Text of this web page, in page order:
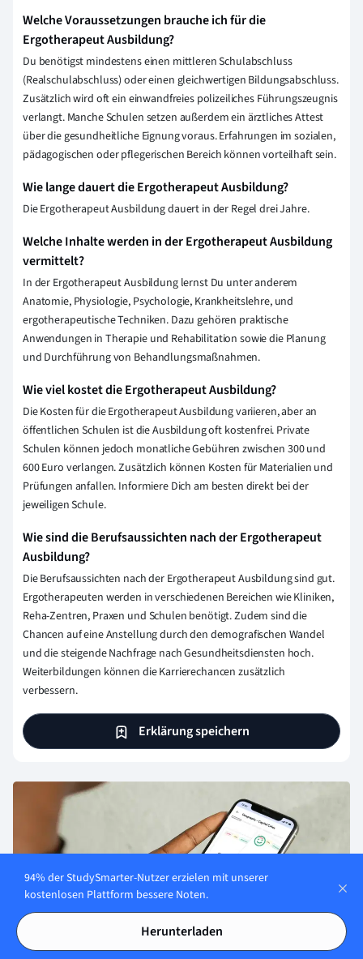
Welche Voraussetzungen brauche ich für die
Ergotherapeut Ausbildung?
Du benötigst mindestens einen mittleren Schulabschluss
(Realschulabschluss) oder einen gleichwertigen Bildungsabschluss.
Zusätzlich wird oft ein einwandfreies polizeiliches Führungszeugnis
verlangt. Manche Schulen setzen außerdem ein ärztliches Attest
über die gesundheitliche Eignung voraus. Erfahrungen im sozialen,
pädagogischen oder pflegerischen Bereich können vorteilhaft sein.
Wie lange dauert die Ergotherapeut Ausbildung?
Die Ergotherapeut Ausbildung dauert in der Regel drei Jahre.
Welche Inhalte werden in der Ergotherapeut Ausbildung
vermittelt?
In der Ergotherapeut Ausbildung lernst Du unter anderem
Anatomie, Physiologie, Psychologie, Krankheitslehre, und
ergotherapeutische Techniken. Dazu gehören praktische
Anwendungen in Therapie und Rehabilitation sowie die Planung
und Durchführung von Behandlungsmaßnahmen.
Wie viel kostet die Ergotherapeut Ausbildung?
Die Kosten für die Ergotherapeut Ausbildung variieren, aber an
öffentlichen Schulen ist die Ausbildung oft kostenfrei. Private
Schulen können jedoch monatliche Gebühren zwischen 300 und
600 Euro verlangen. Zusätzlich können Kosten für Materialien und
Prüfungen anfallen. Informiere Dich am besten direkt bei der
jeweiligen Schule.
Wie sind die Berufsaussichten nach der Ergotherapeut
Ausbildung?
Die Berufsaussichten nach der Ergotherapeut Ausbildung sind gut.
Ergotherapeuten werden in verschiedenen Bereichen wie Kliniken,
Reha-Zentren, Praxen und Schulen benötigt. Zudem sind die
Chancen auf eine Anstellung durch den demografischen Wandel
und die steigende Nachfrage nach Gesundheitsdiensten hoch.
Weiterbildungen können die Karrierechancen zusätzlich
verbessern.
Erklärung speichern
94% der StudySmarter-Nutzer erzielen mit unserer
kostenlosen Plattform bessere Noten.
Herunterladen